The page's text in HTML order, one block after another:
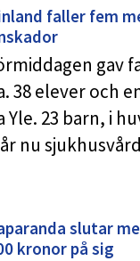
faller fem
gav
38 elever och
23 barn, i
nu
slutar
kronor på sig